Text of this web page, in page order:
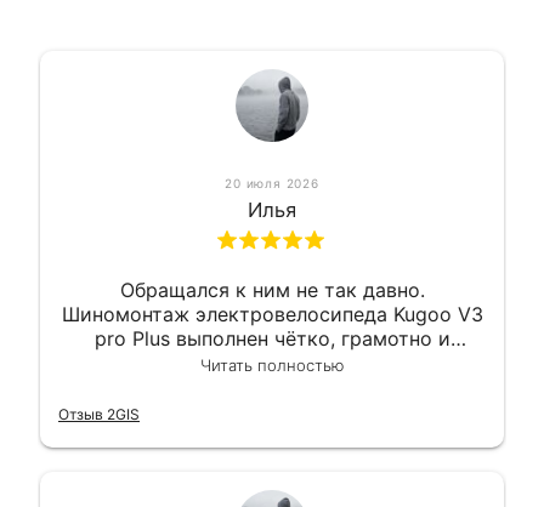
20 июля 2026
Илья
Обращался к ним не так давно.
Шиномонтаж электровелосипеда Kugoo V3
pro Plus выполнен чётко, грамотно и
квалифицированно. Всё сделано
Читать полностью
Отзыв 2GIS